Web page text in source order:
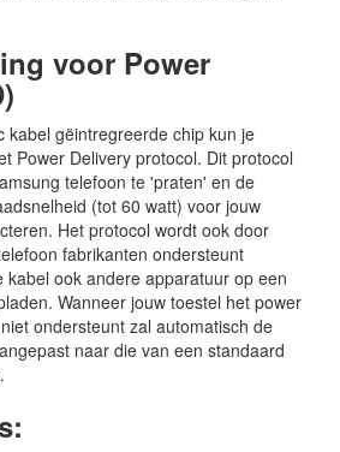
voor Power
kabel gëintregreerde chip kun je
Power Delivery protocol. Dit protocol
telefoon te 'praten' en de
(tot 60 watt) voor jouw
Het protocol wordt ook door
fabrikanten ondersteunt
kabel ook andere apparatuur op een
Wanneer jouw toestel het power
ondersteunt zal automatisch de
naar die van een standaard